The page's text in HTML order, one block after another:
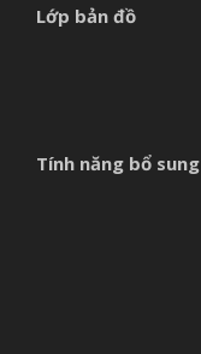
Lớp bản đồ
Tính năng bổ sung